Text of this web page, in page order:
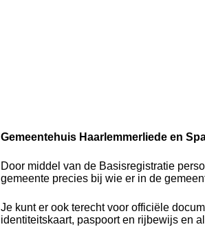
Gemeentehuis Haarlemmerliede en
Door middel van de Basisregistratie
gemeente precies bij wie er in de
Je kunt er ook terecht voor officiële
identiteitskaart, paspoort en rijbewijs en